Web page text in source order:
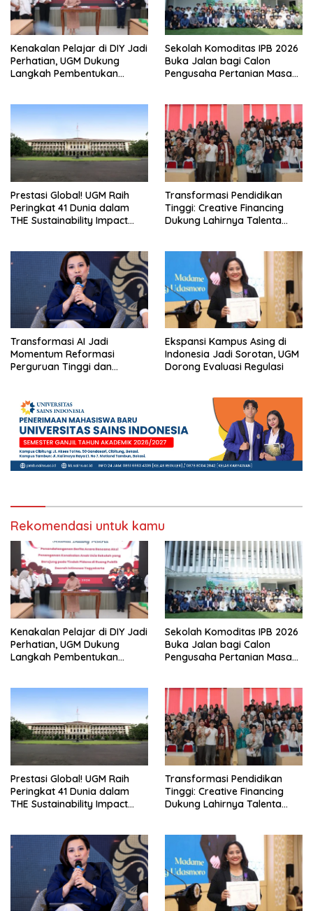
Kenakalan Pelajar di DIY Jadi
Perhatian, UGM Dukung
Langkah Pembentukan
Sekolah Komoditas IPB 2026
Buka Jalan bagi Calon
Pengusaha Pertanian Masa
Prestasi Global! UGM Raih
Peringkat 41 Dunia dalam
THE Sustainability Impact
Transformasi Pendidikan
Tinggi: Creative Financing
Dukung Lahirnya Talenta
Transformasi AI Jadi
Momentum Reformasi
Perguruan Tinggi dan
Ekspansi Kampus Asing di
Indonesia Jadi Sorotan, UGM
Dorong Evaluasi Regulasi
Rekomendasi untuk kamu
Kenakalan Pelajar di DIY Jadi
Perhatian, UGM Dukung
Langkah Pembentukan
Sekolah Komoditas IPB 2026
Buka Jalan bagi Calon
Pengusaha Pertanian Masa
Prestasi Global! UGM Raih
Peringkat 41 Dunia dalam
THE Sustainability Impact
Transformasi Pendidikan
Tinggi: Creative Financing
Dukung Lahirnya Talenta